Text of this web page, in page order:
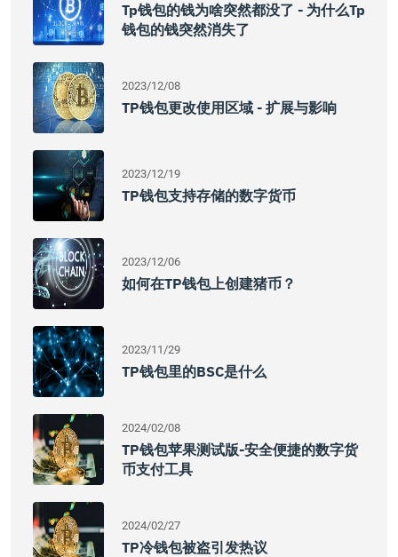
Tp钱包的钱为啥突然都没了 - 为什么tp
钱包的钱突然消失了
2023/12/08
TP钱包更改使用区域 - 扩展与影响
2023/12/19
TP钱包支持存储的数字货币
2023/12/06
如何在TP钱包上创建猪币？
2023/11/29
TP钱包里的BSC是什么
2024/02/08
TP钱包苹果测试版-安全便捷的数字货
币支付工具
2024/02/27
TP冷钱包被盗引发热议